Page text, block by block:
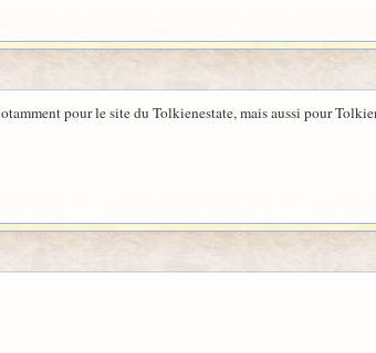
pour le site du Tolkienestate, mais aussi pour